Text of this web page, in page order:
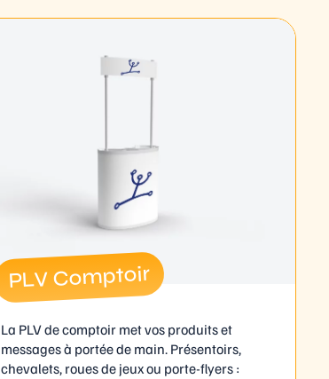
PLV Comptoir
La PLV de comptoir met vos produits et
messages à portée de main. Présentoirs,
chevalets, roues de jeux ou porte-flyers :